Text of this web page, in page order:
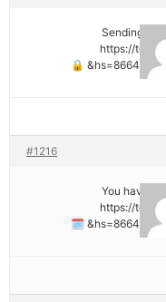
🔒 Sending a
https://
#1216
🗓 You have
https://